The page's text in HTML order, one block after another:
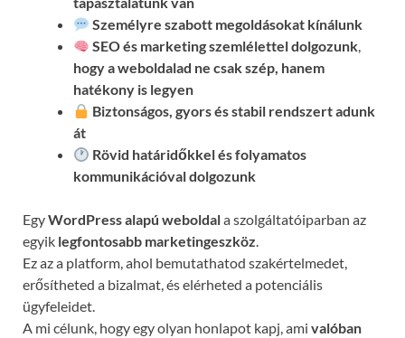
Személyre szabott megoldásokat kínálunk
SEO és marketing szemlélettel dolgozunk,
hogy a weboldalad ne csak szép, hanem
hatékony is legyen
Biztonságos, gyors és stabil rendszert adunk
át
Rövid határidőkkel és folyamatos
kommunikációvaldolgozunk
EgyWordPress alapú weboldala szolgáltatóiparban az
egyik legfontosabb marketingeszköz.
Ez az a platform, ahol bemutathatod szakértelmedet,
erősítheted a bizalmat, és elérheted a potenciális
ügyfeleidet.
A mi célunk, hogy egy olyan honlapot kapj, ami valóban